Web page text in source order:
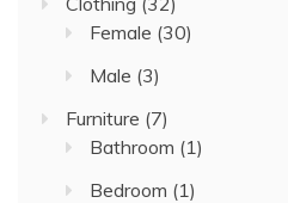
Female (30)
Male (3)
Furniture (7)
Bathroom (1)
Bedroom (1)